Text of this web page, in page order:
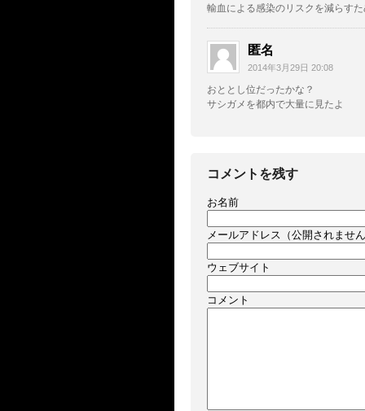
輸血による感染のリスクを減らす
匿名
2014年3月29日 20:08
おととし位だったかな？
サシガメを都内で大量に見たよ
コメントを残す
お名前
メールアドレス（公開されませ
ウェブサイト
コメント